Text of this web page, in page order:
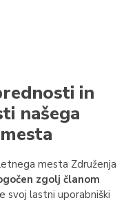
in
našega
mesta Združenja
zgolj članom
svoj lastni uporabniški